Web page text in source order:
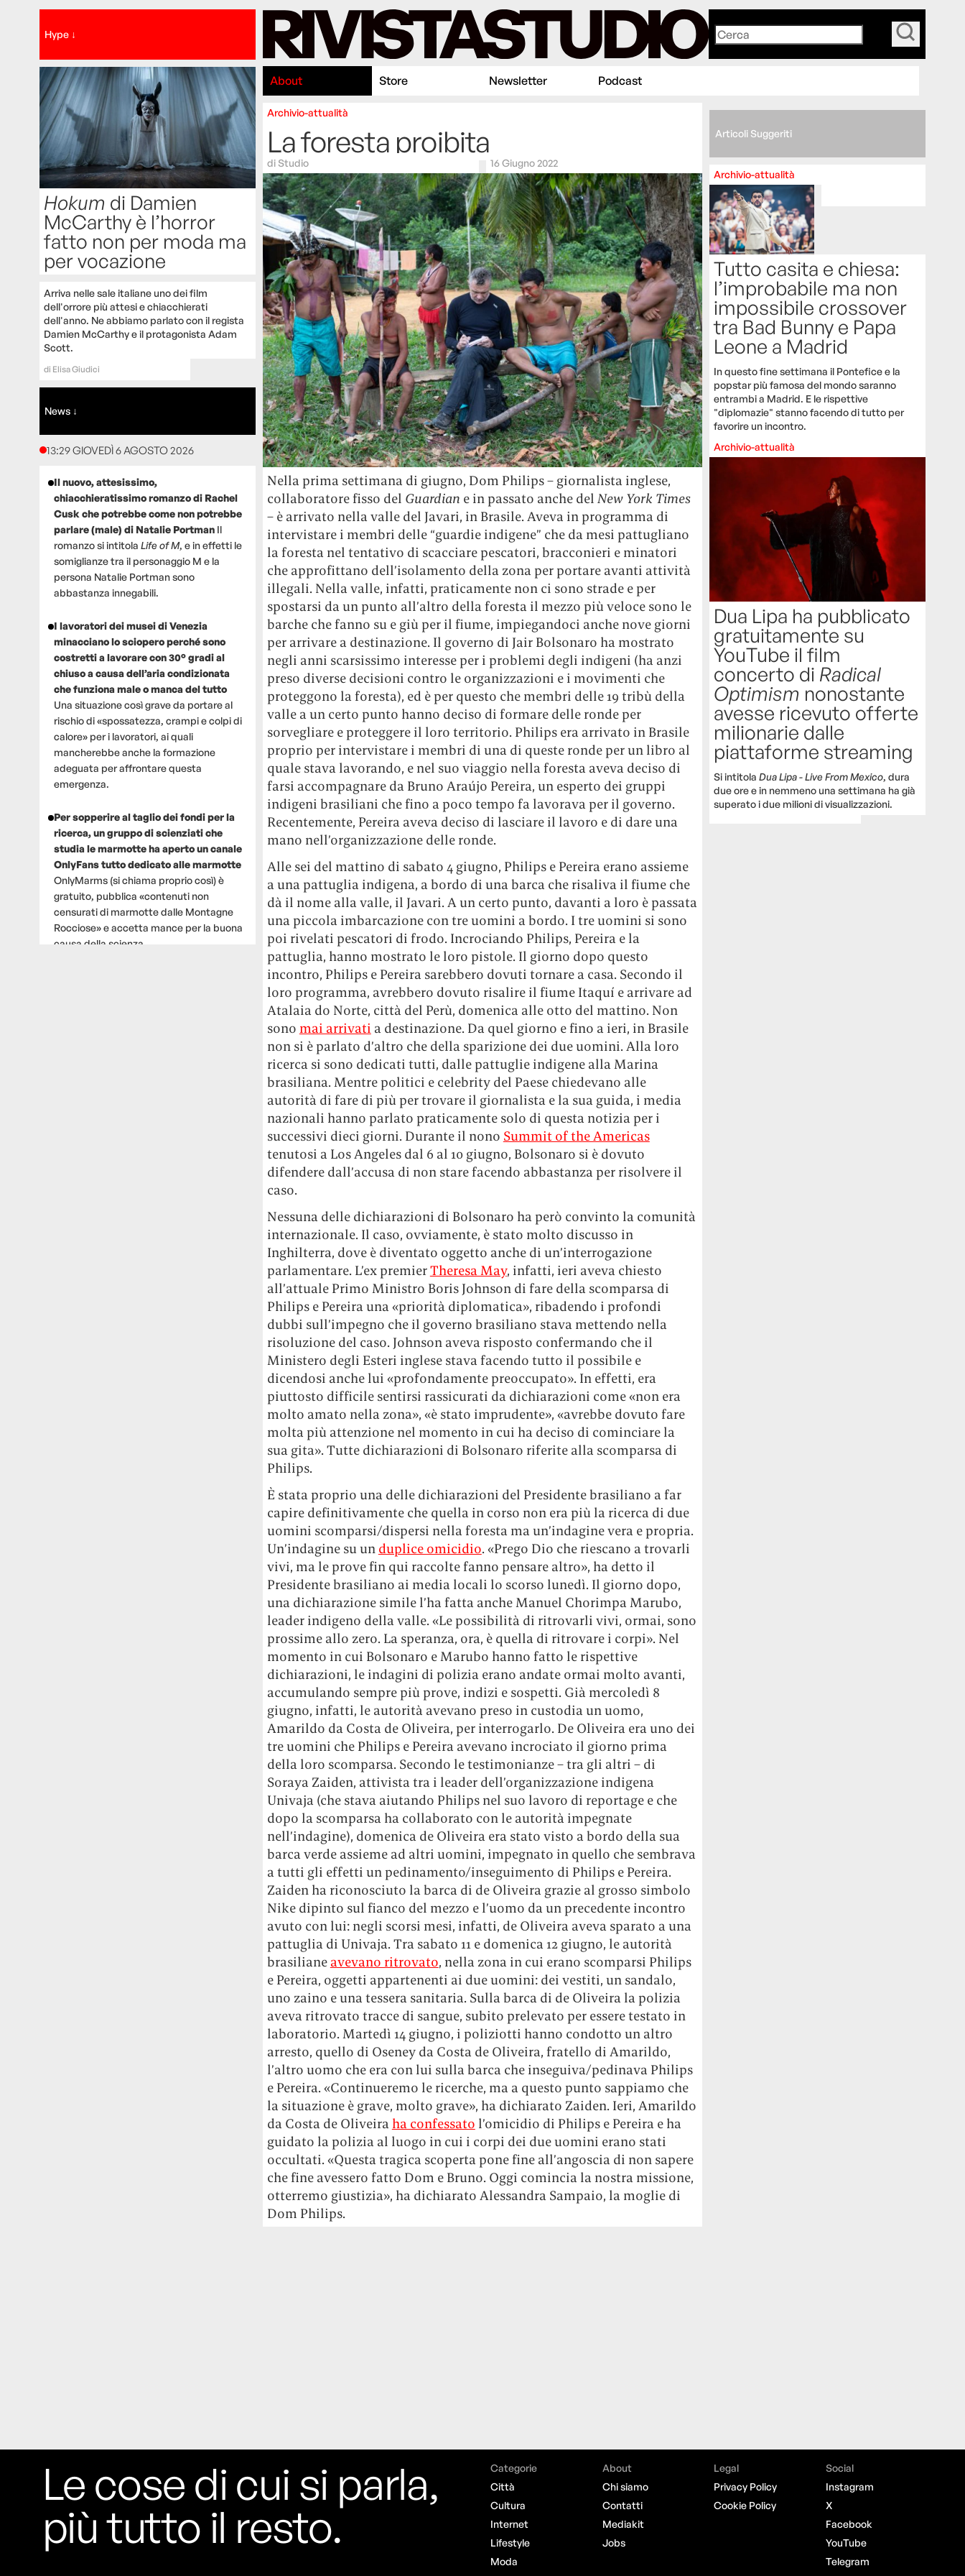
Hype ↓
Hokum di Damien
McCarthy è l’horror
fatto non per moda ma
per vocazione
Arriva nelle sale italiane uno dei film
dell'orrore più attesi e chiacchierati
dell'anno. Ne abbiamo parlato con il regista
Damien McCarthy e il protagonista Adam
Scott.
di Elisa Giudici
News ↓
13:29 GIOVEDÌ 6 AGOSTO 2026
Il nuovo, attesissimo,
chiacchieratissimo romanzo di Rachel
Cusk che potrebbe come non potrebbe
parlare (male) di Natalie Portman Il
romanzo si intitola Life of M, e in effetti le
somiglianze tra il personaggio M e la
persona Natalie Portman sono
abbastanza innegabili.
I lavoratori dei musei di Venezia
minacciano lo sciopero perché sono
costretti a lavorare con 30° gradi al
chiuso a causa dell’aria condizionata
che funziona male o manca del tutto
Una situazione così grave da portare al
rischio di «spossatezza, crampi e colpi di
calore» per i lavoratori, ai quali
mancherebbe anche la formazione
adeguata per affrontare questa
emergenza.
Per sopperire al taglio dei fondi per la
ricerca, un gruppo di scienziati che
studia le marmotte ha aperto un canale
OnlyFans tutto dedicato alle marmotte
OnlyMarms (si chiama proprio così) è
gratuito, pubblica «contenuti non
censurati di marmotte dalle Montagne
Rocciose» e accetta mance per la buona
causa della scienza.
About Store Newsletter Podcast
Archivio-attualità
La foresta proibita
diStudio 16 Giugno 2022
Nella prima settimana di giugno, Dom Philips – giornalista inglese,
collaboratore fisso del Guardian e in passato anche del New York Times
– è arrivato nella valle del Javari, in Brasile. Aveva in programma di
intervistare i membri delle “guardie indigene” che da mesi pattugliano
la foresta nel tentativo di scacciare pescatori, bracconieri e minatori
che approfittano dell’isolamento della zona per portare avanti attività
illegali. Nella valle, infatti, praticamente non ci sono strade e per
spostarsi da un punto all’altro della foresta il mezzo più veloce sono le
barche che fanno su e giù per il fiume, impiegandoci anche nove giorni
per arrivare a destinazione. Il governo di Jair Bolsonaro ha mostrato
negli anni scarsissimo interesse per i problemi degli indigeni (ha anzi
preso diverse decisioni contro le organizzazioni e i movimenti che
proteggono la foresta), ed è per questo che membri delle 19 tribù della
valle a un certo punto hanno deciso di formare delle ronde per
sorvegliare e proteggere il loro territorio. Philips era arrivato in Brasile
proprio per intervistare i membri di una di queste ronde per un libro al
quale stava lavorando, e nel suo viaggio nella foresta aveva deciso di
farsi accompagnare da Bruno Araújo Pereira, un esperto dei gruppi
indigeni brasiliani che fino a poco tempo fa lavorava per il governo.
Recentemente, Pereira aveva deciso di lasciare il lavoro e di dare una
mano nell’organizzazione delle ronde.
Alle sei del mattino di sabato 4 giugno, Philips e Pereira erano assieme
a una pattuglia indigena, a bordo di una barca che risaliva il fiume che
dà il nome alla valle, il Javari. A un certo punto, davanti a loro è passata
una piccola imbarcazione con tre uomini a bordo. I tre uomini si sono
poi rivelati pescatori di frodo. Incrociando Philips, Pereira e la
pattuglia, hanno mostrato le loro pistole. Il giorno dopo questo
incontro, Philips e Pereira sarebbero dovuti tornare a casa. Secondo il
loro programma, avrebbero dovuto risalire il fiume Itaquí e arrivare ad
Atalaia do Norte, città del Perù, domenica alle otto del mattino. Non
sono mai arrivati a destinazione. Da quel giorno e fino a ieri, in Brasile
non si è parlato d’altro che della sparizione dei due uomini. Alla loro
ricerca si sono dedicati tutti, dalle pattuglie indigene alla Marina
brasiliana. Mentre politici e celebrity del Paese chiedevano alle
autorità di fare di più per trovare il giornalista e la sua guida, i media
nazionali hanno parlato praticamente solo di questa notizia per i
successivi dieci giorni. Durante il nono Summit of the Americas
tenutosi a Los Angeles dal 6 al 10 giugno, Bolsonaro si è dovuto
difendere dall’accusa di non stare facendo abbastanza per risolvere il
caso.
Nessuna delle dichiarazioni di Bolsonaro ha però convinto la comunità
internazionale. Il caso, ovviamente, è stato molto discusso in
Inghilterra, dove è diventato oggetto anche di un’interrogazione
parlamentare. L’ex premierTheresa May, infatti, ieri aveva chiesto
all’attuale Primo Ministro Boris Johnson di fare della scomparsa di
Philips e Pereira una «priorità diplomatica», ribadendo i profondi
dubbi sull’impegno che il governo brasiliano stava mettendo nella
risoluzione del caso. Johnson aveva risposto confermando che il
Ministero degli Esteri inglese stava facendo tutto il possibile e
dicendosi anche lui «profondamente preoccupato». In effetti, era
piuttosto difficile sentirsi rassicurati da dichiarazioni come «non era
molto amato nella zona», «è stato imprudente», «avrebbe dovuto fare
molta più attenzione nel momento in cui ha deciso di cominciare la
sua gita». Tutte dichiarazioni di Bolsonaro riferite alla scomparsa di
Philips.
È stata proprio una delle dichiarazioni del Presidente brasiliano a far
capire definitivamente che quella in corso non era più la ricerca di due
uomini scomparsi/dispersi nella foresta ma un’indagine vera e propria.
Un’indagine su un duplice omicidio. «Prego Dio che riescano a trovarli
vivi, ma le prove fin qui raccolte fanno pensare altro», ha detto il
Presidente brasiliano ai media locali lo scorso lunedì. Il giorno dopo,
una dichiarazione simile l’ha fatta anche Manuel Chorimpa Marubo,
leader indigeno della valle. «Le possibilità di ritrovarli vivi, ormai, sono
prossime allo zero. La speranza, ora, è quella di ritrovare i corpi». Nel
momento in cui Bolsonaro e Marubo hanno fatto le rispettive
dichiarazioni, le indagini di polizia erano andate ormai molto avanti,
accumulando sempre più prove, indizi e sospetti. Già mercoledì 8
giugno, infatti, le autorità avevano preso in custodia un uomo,
Amarildo da Costa de Oliveira, per interrogarlo. De Oliveira era uno dei
tre uomini che Philips e Pereira avevano incrociato il giorno prima
della loro scomparsa. Secondo le testimonianze – tra gli altri – di
Soraya Zaiden, attivista tra i leader dell’organizzazione indigena
Univaja (che stava aiutando Philips nel suo lavoro di reportage e che
dopo la scomparsa ha collaborato con le autorità impegnate
nell’indagine), domenica de Oliveira era stato visto a bordo della sua
barca verde assieme ad altri uomini, impegnato in quello che sembrava
a tutti gli effetti un pedinamento/inseguimento di Philips e Pereira.
Zaiden ha riconosciuto la barca di de Oliveira grazie al grosso simbolo
Nike dipinto sul fianco del mezzo e l’uomo da un precedente incontro
avuto con lui: negli scorsi mesi, infatti, de Oliveira aveva sparato a una
pattuglia di Univaja. Tra sabato 11 e domenica 12 giugno, le autorità
brasiliane avevano ritrovato, nella zona in cui erano scomparsi Philips
e Pereira, oggetti appartenenti ai due uomini: dei vestiti, un sandalo,
uno zaino e una tessera sanitaria. Sulla barca di de Oliveira la polizia
aveva ritrovato tracce di sangue, subito prelevato per essere testato in
laboratorio. Martedì 14 giugno, i poliziotti hanno condotto un altro
arresto, quello di Oseney da Costa de Oliveira, fratello di Amarildo,
l’altro uomo che era con lui sulla barca che inseguiva/pedinava Philips
e Pereira. «Continueremo le ricerche, ma a questo punto sappiamo che
la situazione è grave, molto grave», ha dichiarato Zaiden. Ieri, Amarildo
da Costa de Oliveira ha confessato l’omicidio di Philips e Pereira e ha
guidato la polizia al luogo in cui i corpi dei due uomini erano stati
occultati. «Questa tragica scoperta pone fine all’angoscia di non sapere
che fine avessero fatto Dom e Bruno. Oggi comincia la nostra missione,
otterremo giustizia», ha dichiarato Alessandra Sampaio, la moglie di
Dom Philips.
Articoli Suggeriti
Archivio-attualità
Tutto casita e chiesa:
l’improbabile ma non
impossibile crossover
tra Bad Bunny e Papa
Leone a Madrid
In questo fine settimana il Pontefice e la
popstar più famosa del mondo saranno
entrambi a Madrid. E le rispettive
"diplomazie" stanno facendo di tutto per
favorire un incontro.
Archivio-attualità
Dua Lipa ha pubblicato
gratuitamente su
YouTube il film
concerto di Radical
Optimism nonostante
avesse ricevuto offerte
milionarie dalle
piattaforme streaming
Si intitolaDua Lipa - Live From Mexico, dura
due ore e in nemmeno una settimana ha già
superato i due milioni di visualizzazioni.
Le cose di cui si parla,
più tutto il resto.
Categorie
Città
Cultura
Internet
Lifestyle
Moda
About
Chi siamo
Contatti
Mediakit
Jobs
Legal
Privacy Policy
Cookie Policy
Social
Instagram
X
Facebook
YouTube
Telegram